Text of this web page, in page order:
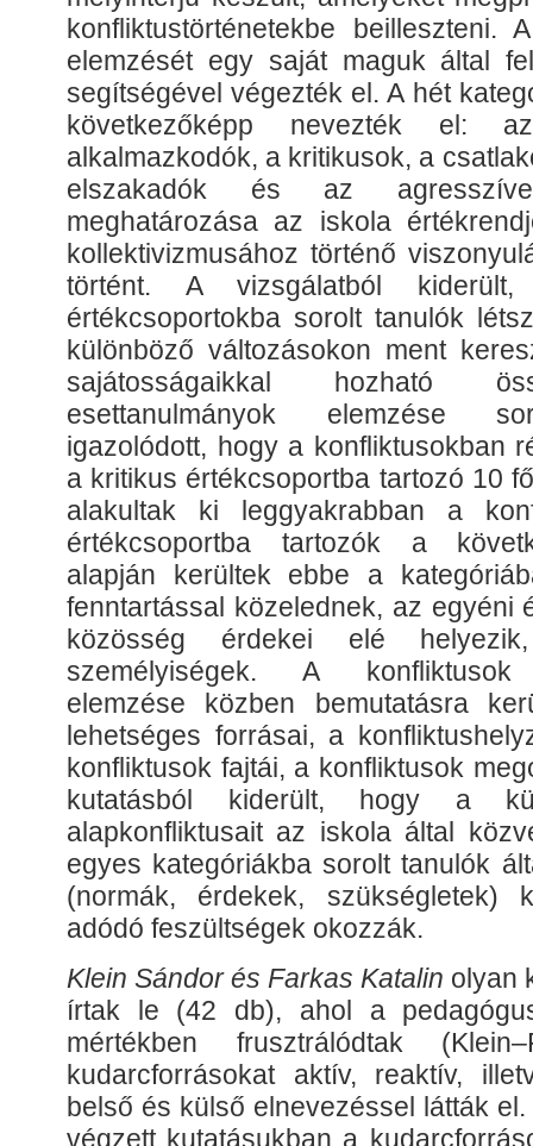
konfliktustörténetekbe beilleszteni.
elemzését egy saját maguk által
segítségével végezték el. A hét
következőképp nevezték el:
alkalmazkodók, a kritikusok, a
elszakadók és az
meghatározása az iskola
kollektivizmusához történő
történt. A vizsgálatból
értékcsoportokba sorolt tanulók
különböző változásokon ment
sajátosságaikkal hozható
esettanulmányok elemzése
igazolódott, hogy a konfliktusokban
a kritikus értékcsoportba tartozó 10
alakultak ki leggyakrabban a
értékcsoportba tartozók a
alapján kerültek ebbe a
fenntartással közelednek, az egyéni
közösség érdekei elé
személyiségek. A konfliktusok
elemzése közben bemutatásra
lehetséges forrásai, a
konfliktusok fajtái, a konfliktusok
kutatásból kiderült, hogy a
alapkonfliktusait az iskola által
egyes kategóriákba sorolt tanulók
(normák, érdekek, szükségletek)
adódó feszültségek okozzák.
Klein Sándor és Farkas Katalin olyan
írtak le (42 db), ahol a
mértékben frusztrálódtak
kudarcforrásokat aktív, reaktív,
belső és külső elnevezéssel látták
végzett kutatásukban a